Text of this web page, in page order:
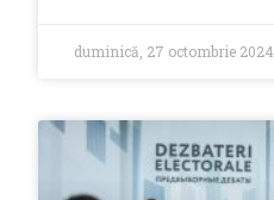
duminică, 27 octombrie 2024